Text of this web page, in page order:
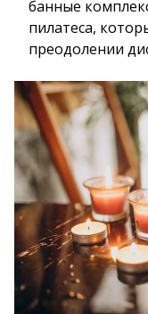
банные
пилатеса,
преодолении